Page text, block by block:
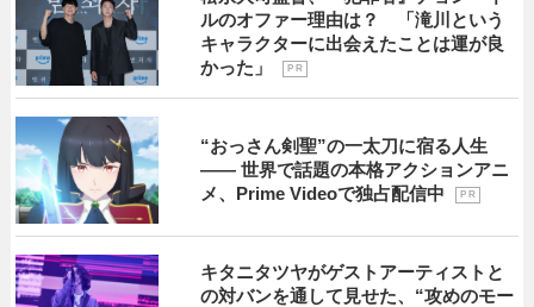
ルのオファー理由は？ 「滝川という
キャラクターに出会えたことは運が良
かった」
P R
“おっさん剣聖”の一太刀に宿る人生
―― 世界で話題の本格アクションアニ
メ、Prime Videoで独占配信中
P R
キタニタツヤがゲストアーティストと
の対バンを通して見せた、“攻めのモー